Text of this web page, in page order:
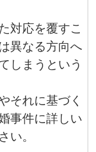
対応を覆すこ
異なる方向へ
しまうという
それに基づく
事件に詳しい
い。